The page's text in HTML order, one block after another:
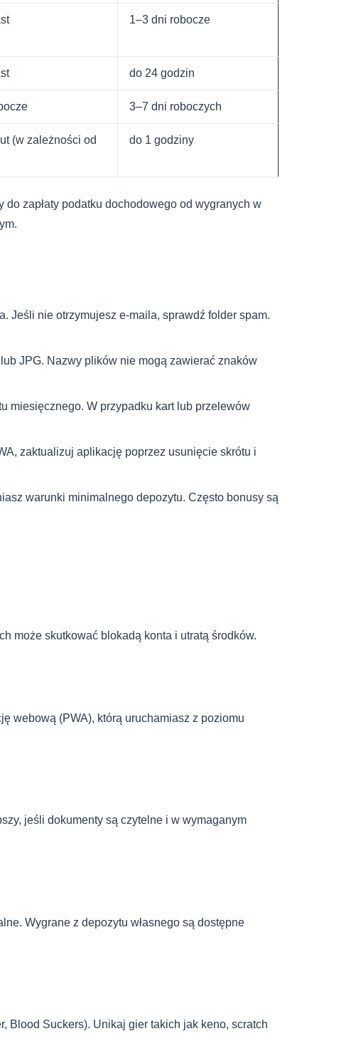
1–3 dni robocze
do 24 godzin
3–7 dni roboczych
(w zależności od
do 1 godziny
zapłaty podatku dochodowego od wygranych w
Jeśli nie otrzymujesz e-maila, sprawdź folder spam.
JPG. Nazwy plików nie mogą zawierać znaków
miesięcznego. W przypadku kart lub przelewów
zaktualizuj aplikację poprzez usunięcie skrótu i
warunki minimalnego depozytu. Często bonusy są
może skutkować blokadą konta i utratą środków.
webową (PWA), którą uruchamiasz z poziomu
jeśli dokumenty są czytelne i w wymaganym
Wygrane z depozytu własnego są dostępne
Blood Suckers). Unikaj gier takich jak keno, scratch